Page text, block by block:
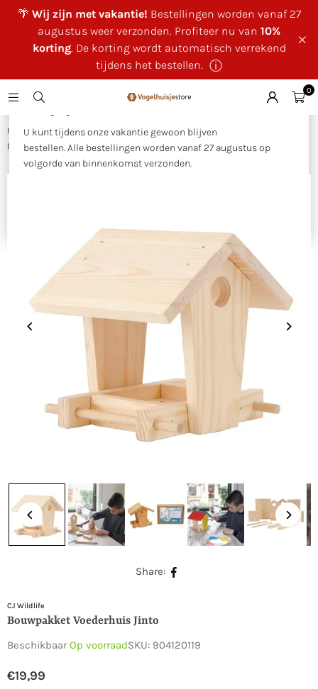
🌴 Wij zijn met vakantie! Bestellingen worden vanaf 27
augustus weer verzonden. Profiteer nu van 10%
korting. De korting wordt automatisch verrekend
tijdens het bestellen. ⓘ
×
U kunt tijdens onze vakantie gewoon blijven
bestellen. Alle bestellingen worden vanaf 27 augustus op
volgorde van binnenkomst verzonden.
0
Huis Zelf bouwen – Voor kinderen & creatievelingen
Bouwpakket voederhuis Jinto
Share:
CJ Wildlife
Bouwpakket Voederhuis Jinto
BeschikbaarOp voorraadSKU: 904120119
Normale
€19,99